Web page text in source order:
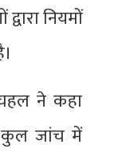
नियमों
ने कहा
जांच में